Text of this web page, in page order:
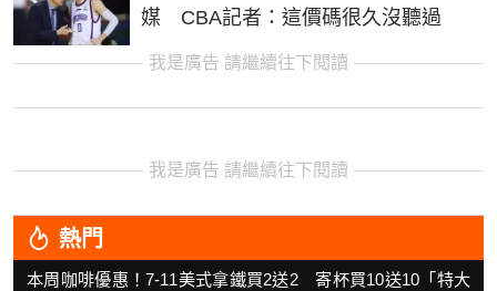
媒 CBA記者：這價碼很久沒聽過
我是廣告 請繼續往下閱讀
我是廣告 請繼續往下閱讀
熱門
本周咖啡優惠！7-11美式拿鐵買2送2 寄杯買10送10「特大